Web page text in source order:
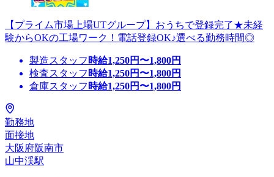
【プライム市場上場UTグループ】おうちで登録完了★未経
験からOKの工場ワーク！電話登録OK♪選べる勤務時間◎
製造スタッフ 時給1,250円〜1,800円
検査スタッフ 時給1,250円〜1,800円
倉庫スタッフ 時給1,250円〜1,800円
勤務地
面接地
大阪府阪南市
山中渓駅